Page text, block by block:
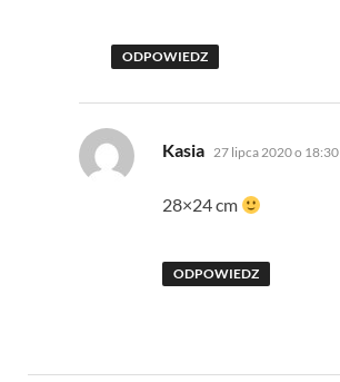
ODPOWIEDZ
Kasia pisze:
27 lipca 2020 o 18:30
28×24 cm
ODPOWIEDZ